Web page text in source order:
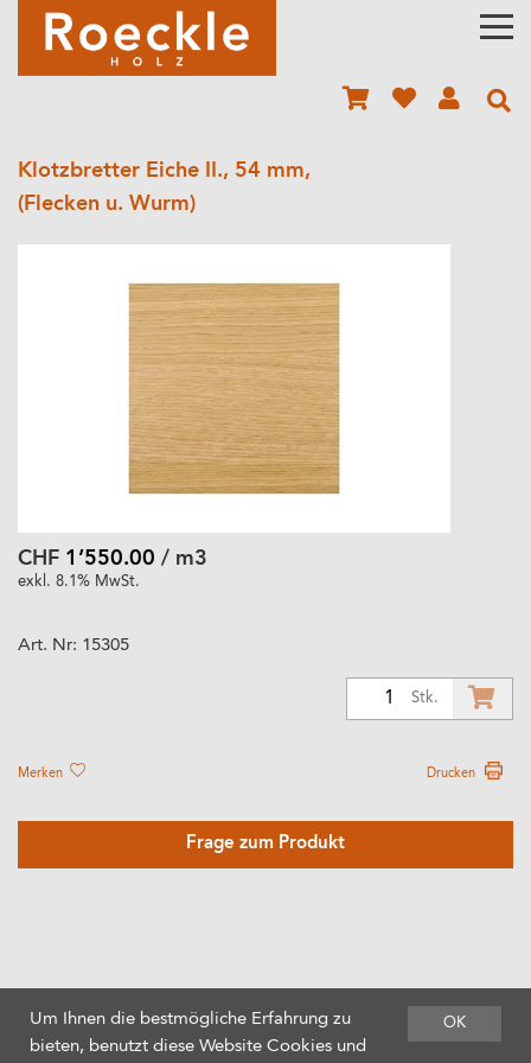
Klotzbretter Eiche II., 54 mm,
(Flecken u. Wurm)
CHF 1’550.00 / m3
exkl. 8.1% MwSt.
Art. Nr: 15305
Stk.
Merken Drucken
Frage zum Produkt
OK
Um Ihnen die bestmögliche Erfahrung zu
bieten, benutzt diese Website Cookies und